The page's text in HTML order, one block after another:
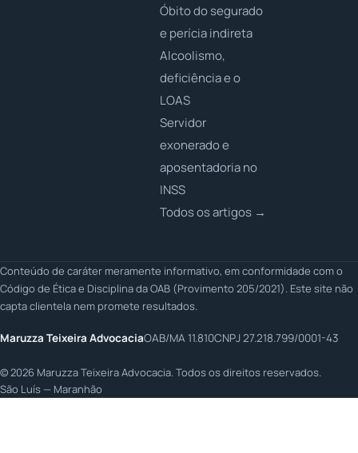
Óbito do segurado
e perícia indireta
Alcoolismo,
deficiência e o
LOAS
Servidor
exonerado e
aposentadoria no
INSS
Todos os artigos →
Conteúdo de caráter meramente informativo, em conformidade com o
Código de Ética e Disciplina da OAB (Provimento 205/2021). Este site não
capta clientela nem promete resultados.
Maruzza Teixeira AdvocaciaOAB/MA 11.810CNPJ 27.218.799/0001-43
©2026 Maruzza Teixeira Advocacia. Todos os direitos reservados.
São Luís — Maranhão